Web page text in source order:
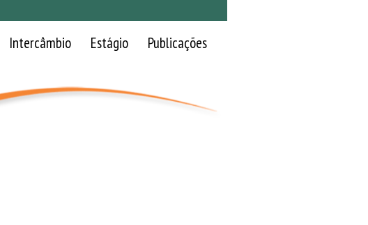
Intercâmbio Estágio Publicações